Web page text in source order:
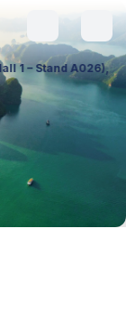
pour